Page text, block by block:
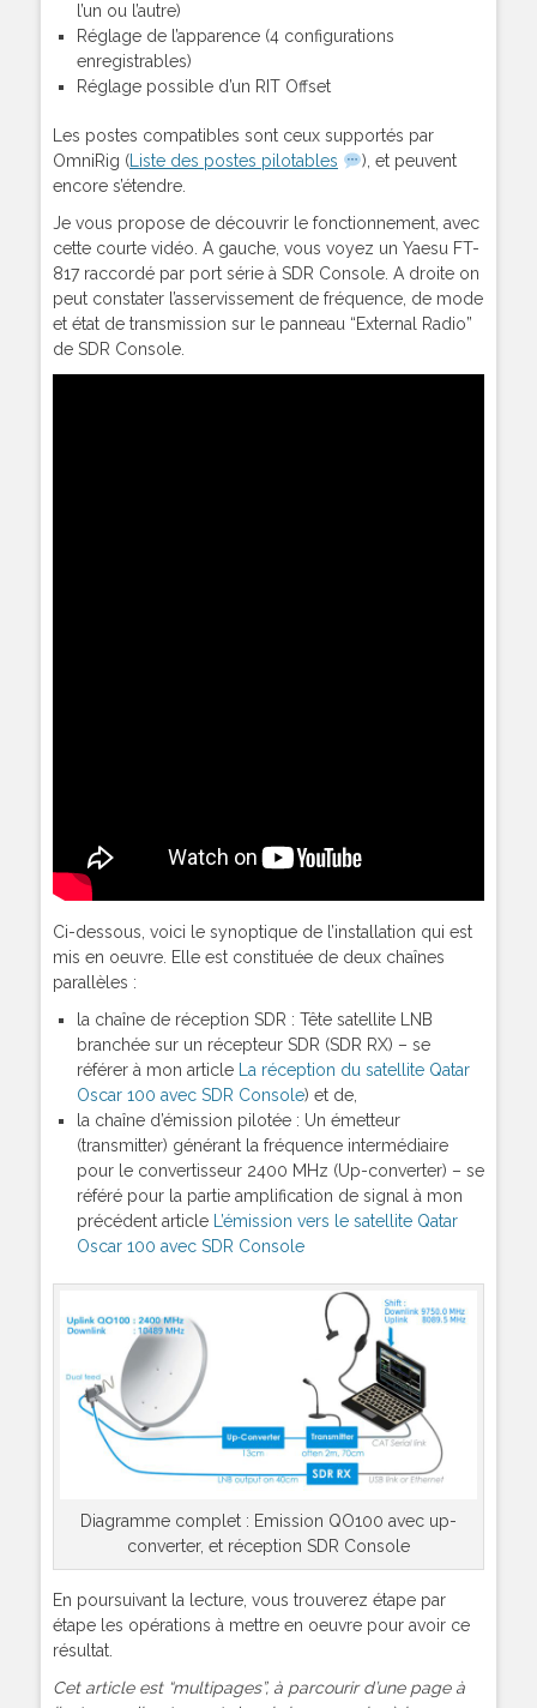
l’un ou l’autre)
Réglage de l’apparence (4 configurations
enregistrables)
Réglage possible d’un RIT Offset
Les postes compatibles sont ceux supportés par
OmniRig (Liste des postes pilotables
), et peuvent
encore s’étendre.
Je vous propose de découvrir le fonctionnement, avec
cette courte vidéo. A gauche, vous voyez un Yaesu FT-
817 raccordé par port série à SDR Console. A droite on
peut constater l’asservissement de fréquence, de mode
et état de transmission sur le panneau “External Radio”
de SDR Console.
Ci-dessous, voici le synoptique de l’installation qui est
mis en oeuvre. Elle est constituée de deux chaînes
parallèles :
la chaîne de réception SDR : Tête satellite LNB
branchée sur un récepteur SDR (SDR RX) – se
référer à mon article La réception du satellite Qatar
Oscar 100 avec SDR Console) et de,
la chaîne d’émission pilotée : Un émetteur
(transmitter) générant la fréquence intermédiaire
pour le convertisseur 2400 MHz (Up-converter) – se
référé pour la partie amplification de signal à mon
précédent article L’émission vers le satellite Qatar
Oscar 100 avec SDR Console
Diagramme complet : Emission QO100 avec up-
converter, et réception SDR Console
En poursuivant la lecture, vous trouverez étape par
étape les opérations à mettre en oeuvre pour avoir ce
résultat.
Cet article est “multipages”, à parcourir d’une page à